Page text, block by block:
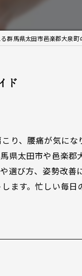
群馬県太田市邑楽郡大泉
ド
り、腰痛が気にな
県太田市や邑楽郡
選び方、姿勢改善
ます。忙しい毎日